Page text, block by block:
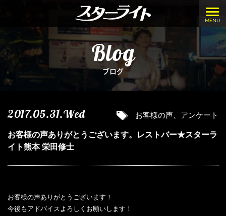
MENU
Blog
ブログ
2017.05.31.Wed お客様の声、アンケート
お客様の声ありがとうございます。レストバー★スターラ
イト熊本 栄田修士
お客様の声ありがとうございます！
今後もアドバイスよろしくお願いします！